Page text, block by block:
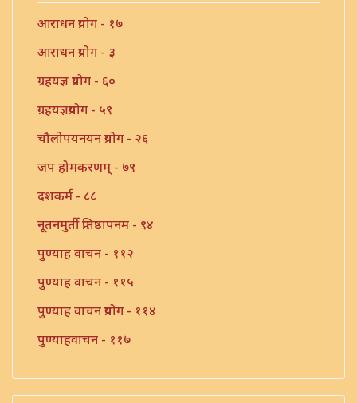
आराधन प्रयोग - १७
आराधन प्रयोग - ३
ग्रहयज्ञ प्रयोग - ६०
ग्रहयज्ञप्रयोग - ५९
चौलोपयनयन प्रयोग - २६
जप होमकरणम् - ७९
दशकर्म - ८८
नूतनमुर्ती प्रतिष्ठापनम - ९४
पुण्याह वाचन - ११२
पुण्याह वाचन - ११५
पुण्याह वाचन प्रयोग - ११४
पुण्याहवाचन - ११७
पुनःसंधान प्रयोग - १०८